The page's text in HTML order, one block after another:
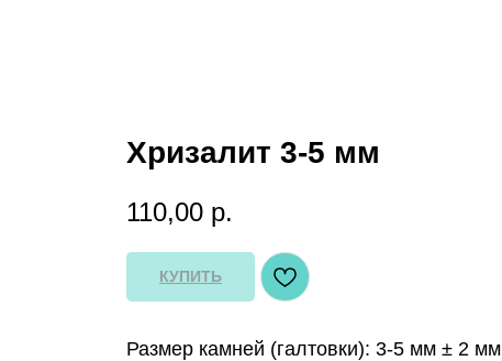
Хризалит 3-5 мм
110,00 р.
КУПИТЬ
Размер камней (галтовки): 3-5 мм ± 2 мм